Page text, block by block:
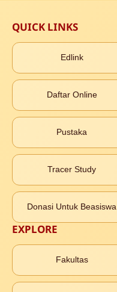
QUICK LINKS
Edlink
Daftar Online
Pustaka
Tracer Study
Donasi Untuk Beasiswa
EXPLORE
Fakultas